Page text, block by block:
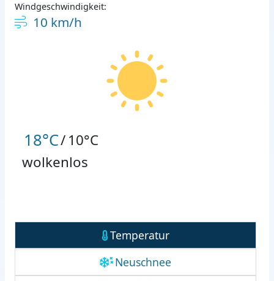
Windgeschwindigkeit:
10 km/h
18°C/10°C
wolkenlos
Temperatur
Neuschnee